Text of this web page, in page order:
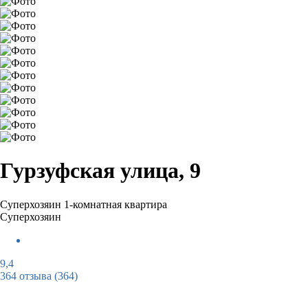
Гурзуфская улица, 9
Суперхозяин 1-комнатная квартира
Суперхозяин
9,4
364 отзыва (364)